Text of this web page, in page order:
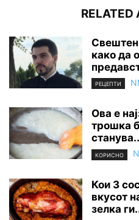
RELATED
како да
РЕЦЕПТИ
Ова е
трошка
КОРИСНО
Кои 3
вкусот
зелка